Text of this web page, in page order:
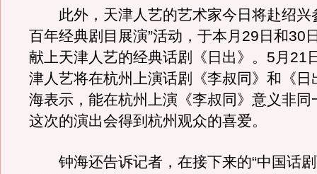
此外，天津人艺的艺术家今日将赴绍兴
百年经典剧目展演”活动，于本月29日和30
献上天津人艺的经典话剧《日出》。5月21
津人艺将在杭州上演话剧《李叔同》和《日
海表示，能在杭州上演《李叔同》意义非同
这次的演出会得到杭州观众的喜爱。
钟海还告诉记者，在接下来的“中国话剧